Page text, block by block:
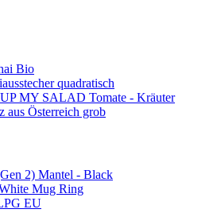
Bio
quadratisch
MY SALAD Tomate - Kräuter
aus Österreich grob
2) Mantel - Black
Mug Ring
EU